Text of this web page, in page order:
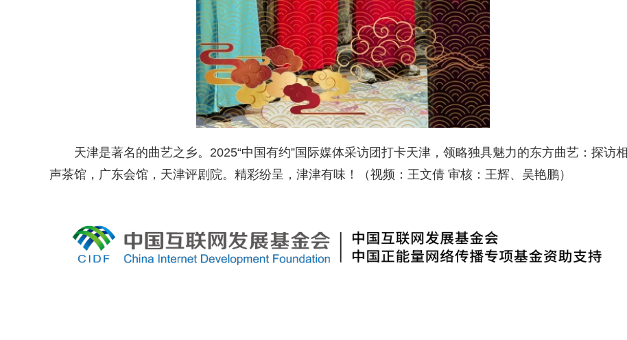
天津是著名的曲艺之乡。2025“中国有约”国际媒体采访团打卡天津，领略独具魅力的东方曲艺：探访相
声茶馆，广东会馆，天津评剧院。精彩纷呈，津津有味！（视频：王文倩 审核：王辉、吴艳鹏）